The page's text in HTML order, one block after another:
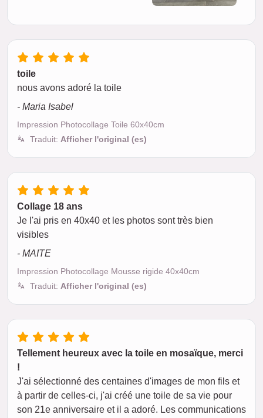
toile
nous avons adoré la toile
- Maria Isabel
Impression Photocollage Toile 60x40cm
Traduit: Afficher l'original (es)
Collage 18 ans
Je l'ai pris en 40x40 et les photos sont très bien
visibles
- MAITE
Impression Photocollage Mousse rigide 40x40cm
Traduit: Afficher l'original (es)
Tellement heureux avec la toile en mosaïque, merci
!
J'ai sélectionné des centaines d'images de mon fils et
à partir de celles-ci, j'ai créé une toile de sa vie pour
son 21e anniversaire et il a adoré. Les communications